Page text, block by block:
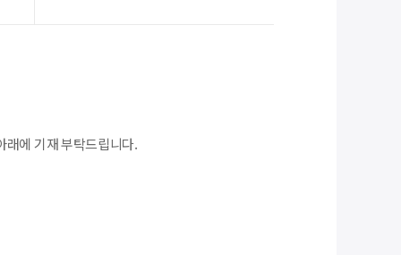
래에 기재 부탁드립니다.